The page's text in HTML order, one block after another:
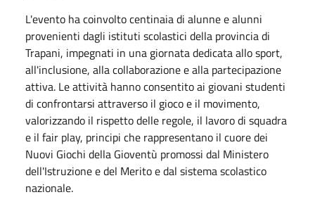
L'evento ha coinvolto centinaia di alunne e alunni
provenienti dagli istituti scolastici della provincia di
Trapani, impegnati in una giornata dedicata allo sport,
all'inclusione, alla collaborazione e alla partecipazione
attiva. Le attività hanno consentito ai giovani studenti
di confrontarsi attraverso il gioco e il movimento,
valorizzando il rispetto delle regole, il lavoro di squadra
e il fair play, principi che rappresentano il cuore dei
Nuovi Giochi della Gioventù promossi dal Ministero
dell'Istruzione e del Merito e dal sistema scolastico
nazionale.